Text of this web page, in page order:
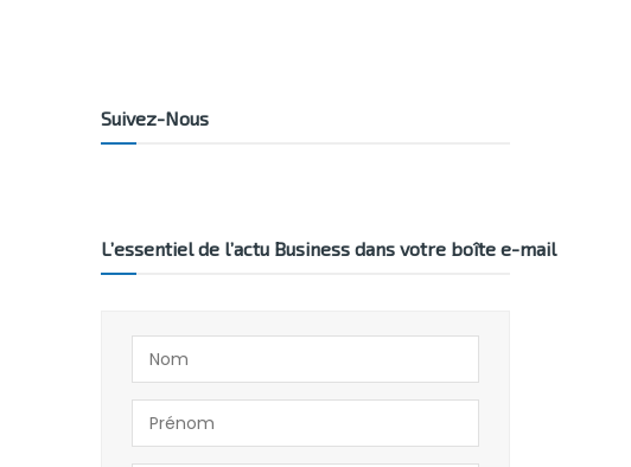
Suivez-Nous
L’essentiel de l’actu Business dans votre boîte e-mail